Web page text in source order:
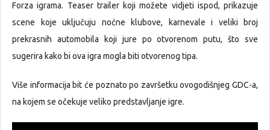
Forza igrama. Teaser trailer koji možete vidjeti ispod, prikazuje
scene koje uključuju noćne klubove, karnevale i veliki broj
prekrasnih automobila koji jure po otvorenom putu, što sve
sugerira kako bi ova igra mogla biti otvorenog tipa.
Više informacija bit će poznato po završetku ovogodišnjeg GDC-a,
na kojem se očekuje veliko predstavljanje igre.